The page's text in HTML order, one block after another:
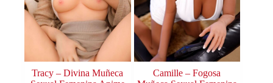
Tracy – Divina Muñeca
Camille – Fogosa